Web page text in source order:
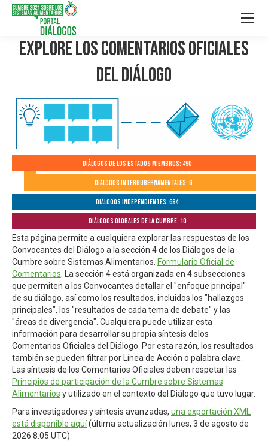
Explore los Comentarios Oficiales
del Diálogo
Diálogos de los Estados Miembros: 490
Diálogos Intergubernamentales: 6
Diálogos independientes: 684
Diálogos globales de la Cumbre: 10
Esta página permite a cualquiera explorar las respuestas de los
Convocantes del Diálogo a la sección 4 de los Diálogos de la
Cumbre sobre Sistemas Alimentarios. Formulario Oficial de
Comentarios . La sección 4 está organizada en 4 subsecciones
que permiten a los Convocantes detallar el "enfoque principal"
de su diálogo, así como los resultados, incluidos los "hallazgos
principales", los "resultados de cada tema de debate" y las
"áreas de divergencia". Cualquiera puede utilizar esta
información para desarrollar su propia síntesis delos
Comentarios Oficiales del Diálogo. Por esta razón, los resultados
también se pueden filtrar por Línea de Acción o palabra clave.
Las síntesis de los Comentarios Oficiales deben respetar las
Principios de participación de la Cumbre sobre Sistemas
Alimentarios y utilizado en el contexto del Diálogo que tuvo lugar.
Para investigadores y síntesis avanzadas, una exportación XML
está disponible aquí(última actualización lunes, 3 de agosto de
2026 8:05 UTC).